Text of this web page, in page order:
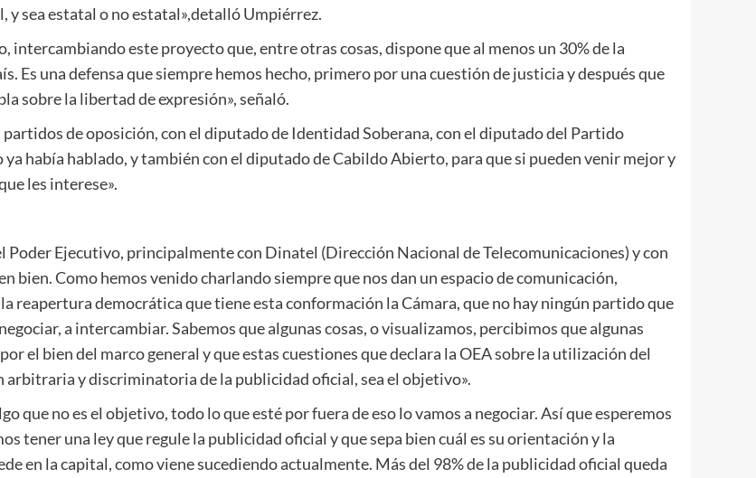
sea estatal o no estatal»,detalló Umpiérrez.
intercambiando este proyecto que, entre otras cosas, dispone que al menos un 30% de la
Es una defensa que siempre hemos hecho, primero por una cuestión de justicia y después que
sobre la libertad de expresión», señaló.
de oposición, con el diputado de Identidad Soberana, con el diputado del Partido
había hablado, y también con el diputado de Cabildo Abierto, para que si pueden venir mejor y
les interese».
Ejecutivo, principalmente con Dinatel (Dirección Nacional de Telecomunicaciones) y con
bien. Como hemos venido charlando siempre que nos dan un espacio de comunicación,
reapertura democrática que tiene esta conformación la Cámara, que no hay ningún partido que
a intercambiar. Sabemos que algunas cosas, o visualizamos, percibimos que algunas
el bien del marco general y que estas cuestiones que declara la OEA sobre la utilización del
arbitraria y discriminatoria de la publicidad oficial, sea el objetivo».
que no es el objetivo, todo lo que esté por fuera de eso lo vamos a negociar. Así que esperemos
tener una ley que regule la publicidad oficial y que sepa bien cuál es su orientación y la
en la capital, como viene sucediendo actualmente. Más del 98% de la publicidad oficial queda